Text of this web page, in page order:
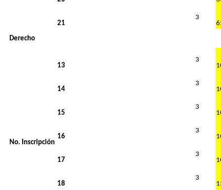
21
3
Derecho
No. Inscripción
13
3
14
3
15
3
16
3
17
3
18
3